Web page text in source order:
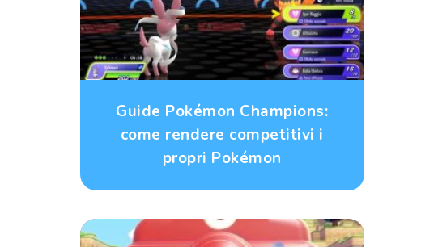
Guide Pokémon Champions:
come rendere competitivi i
propri Pokémon